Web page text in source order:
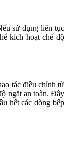
sử dụng liên tục
kích hoạt chế độ
tác điều chỉnh từ
ngắt an toàn. Đây
hết các dòng bếp